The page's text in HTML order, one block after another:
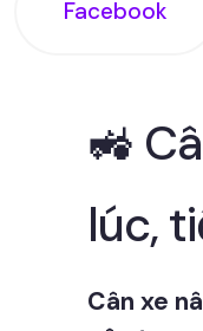
Facebook
🚜
lúc,
Cân xe